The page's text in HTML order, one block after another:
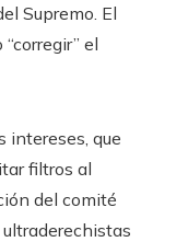
Supremo. El
el
intereses, que
filtros al
del comité
ultraderechistas